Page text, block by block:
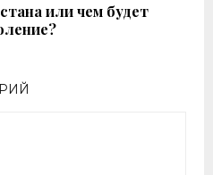
или чем будет